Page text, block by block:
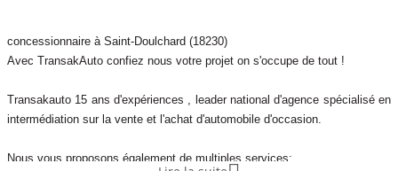
concessionnaire à Saint-Doulchard (18230)
Avec TransakAuto confiez nous votre projet on s'occupe de tout !
Transakauto 15 ans d'expériences , leader national d'agence spécialisé en
intermédiation sur la vente et l'achat d'automobile d'occasion.
Nous vous proposons également de multiples services: